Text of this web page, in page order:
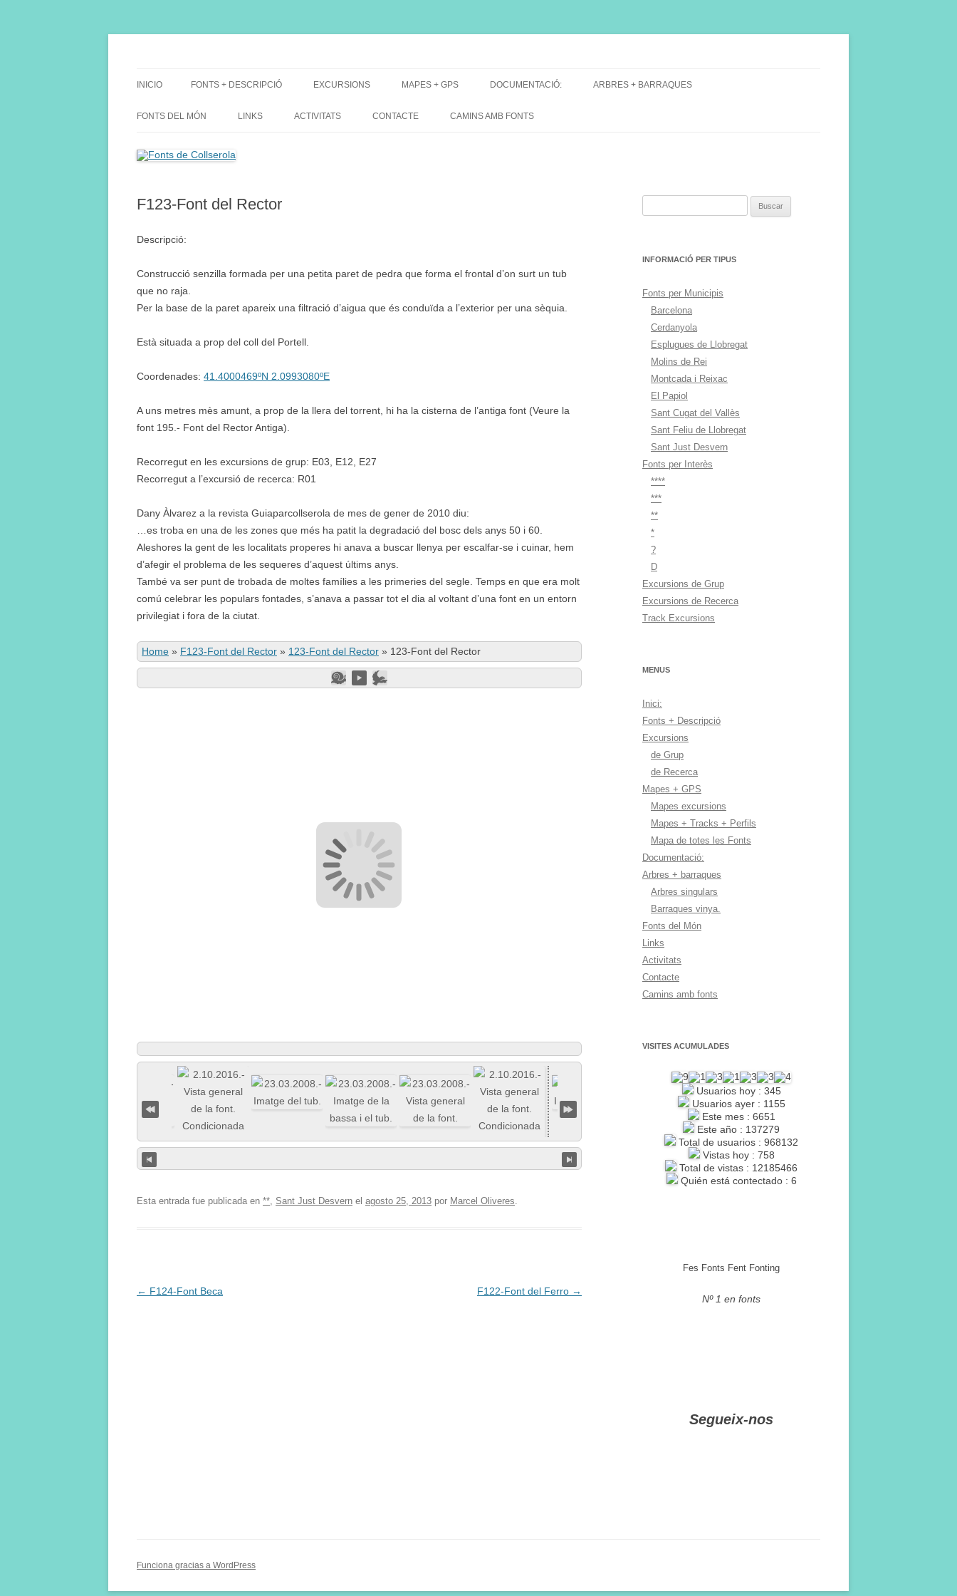
INICIO FONTS + DESCRIPCIÓ EXCURSIONS
DE GRUP
MAPES + GPS
MAPES EXCURSIONS
DOCUMENTACIÓ: ARBRES + BARRAQUES
FONTS DEL MÓN LINKS ACTIVITATS CONTACTE CAMINS AMB FONTS
F123-Font del Rector
Descripció:
Construcció senzilla formada per una petita paret de pedra que forma el frontal d’on surt un tub
que no raja.
Per la base de la paret apareix una filtració d’aigua que és conduïda a l’exterior per una sèquia.
Està situada a prop del coll del Portell.
Coordenades: 41.4000469ºN 2.0993080ºE
A uns metres mès amunt, a prop de la llera del torrent, hi ha la cisterna de l’antiga font (Veure la
font 195.- Font del Rector Antiga).
Recorregut en les excursions de grup: E03, E12, E27
Recorregut a l’excursió de recerca: R01
Dany Àlvarez a la revista Guiaparcollserola de mes de gener de 2010 diu:
…es troba en una de les zones que més ha patit la degradació del bosc dels anys 50 i 60.
Aleshores la gent de les localitats properes hi anava a buscar llenya per escalfar-se i cuinar, hem
d’afegir el problema de les sequeres d’aquest últims anys.
També va ser punt de trobada de moltes famílies a les primeries del segle. Temps en que era molt
comú celebrar les populars fontades, s’anava a passar tot el dia al voltant d’una font en un entorn
privilegiat i fora de la ciutat.
Home » F123-Font del Rector » 123-Font del Rector » 123-Font del Rector
Esta entrada fue publicada en **, Sant Just Desvern el agosto 25, 2013 por Marcel Oliveres.
Navegación
← F124-Font Beca F122-Font del Ferro →
INFORMACIÓ PER TIPUS
Fonts per Municipis
Barcelona
Cerdanyola
Esplugues de Llobregat
Molins de Rei
Montcada i Reixac
El Papiol
Sant Cugat del Vallès
Sant Feliu de Llobregat
Sant Just Desvern
Fonts per Interès
****
***
**
*
?
D
Excursions de Grup
Excursions de Recerca
Track Excursions
MENUS
Inici:
Fonts + Descripció
Excursions
de Grup
de Recerca
Mapes + GPS
Mapes excursions
Mapes + Tracks + Perfils
Mapa de totes les Fonts
Documentació:
Arbres + barraques
Arbres singulars
Barraques vinya.
Fonts del Món
Links
Activitats
Contacte
Camins amb fonts
VISITES ACUMULADES
Usuarios hoy : 345
Usuarios ayer : 1155
Este mes : 6651
Este año : 137279
Total de usuarios : 968132
Vistas hoy : 758
Total de vistas : 12185466
Quién está contectado : 6
Fes Fonts Fent Fonting
Nº 1 en fonts
Segueix-nos
Funciona gracias a WordPress